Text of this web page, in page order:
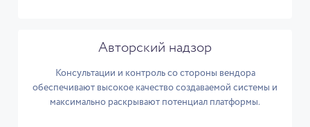
Авторский надзор
Консультации и контроль со стороны вендора
обеспечивают высокое качество создаваемой системы и
максимально раскрывают потенциал платформы.